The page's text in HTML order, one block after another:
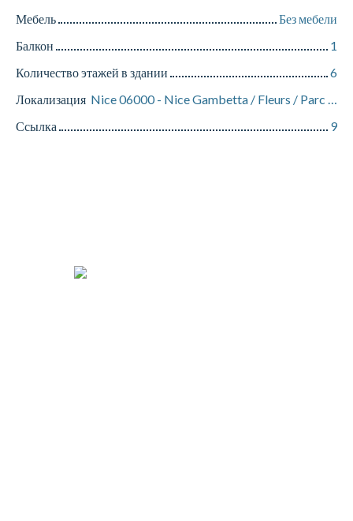
Мебель
Без мебели
Балкон
1
Количество этажей в здании
6
Локализация
Nice 06000 - Nice Gambetta / Fleurs / Parc Imperial
Ссылка
9